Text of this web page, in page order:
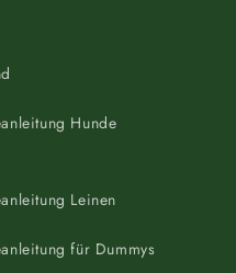
Hunde
Leinen
für Dummys